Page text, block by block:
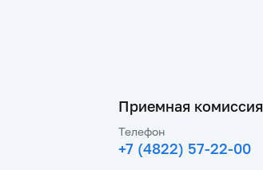
Приемная комиссия
Телефон
+7 (4822) 57-22-00